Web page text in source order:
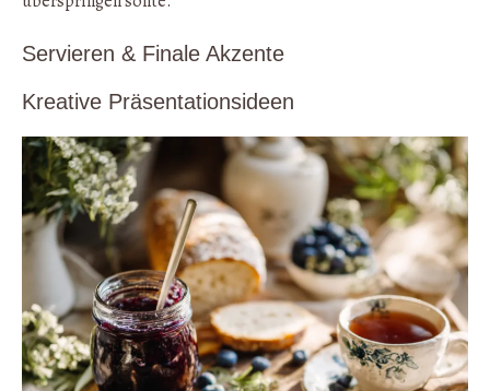
Servieren & Finale Akzente
Kreative Präsentationsideen